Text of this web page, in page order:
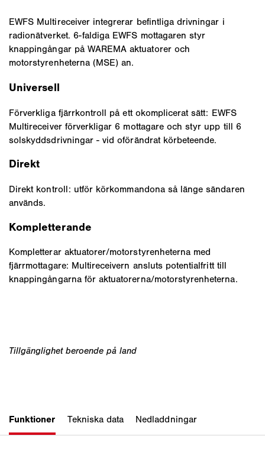
EWFS Multireceiver integrerar befintliga drivningar i
radionätverket. 6-faldiga EWFS mottagaren styr
knappingångar på WAREMA aktuatorer och
motorstyrenheterna (MSE) an.
Universell
Förverkliga fjärrkontroll på ett okomplicerat sätt: EWFS
Multireceiver förverkligar 6 mottagare och styr upp till 6
solskyddsdrivningar - vid oförändrat körbeteende.
Direkt
Direkt kontroll: utför körkommandona så länge sändaren
används.
Kompletterande
Kompletterar aktuatorer/motorstyrenheterna med
fjärrmottagare: Multireceivern ansluts potentialfritt till
knappingångarna för aktuatorerna/motorstyrenheterna.